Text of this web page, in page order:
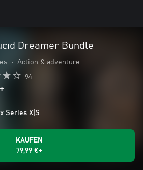
Dreamer Bundle
• Action & adventure
94
Series X|S
KAUFEN
79,99 €+